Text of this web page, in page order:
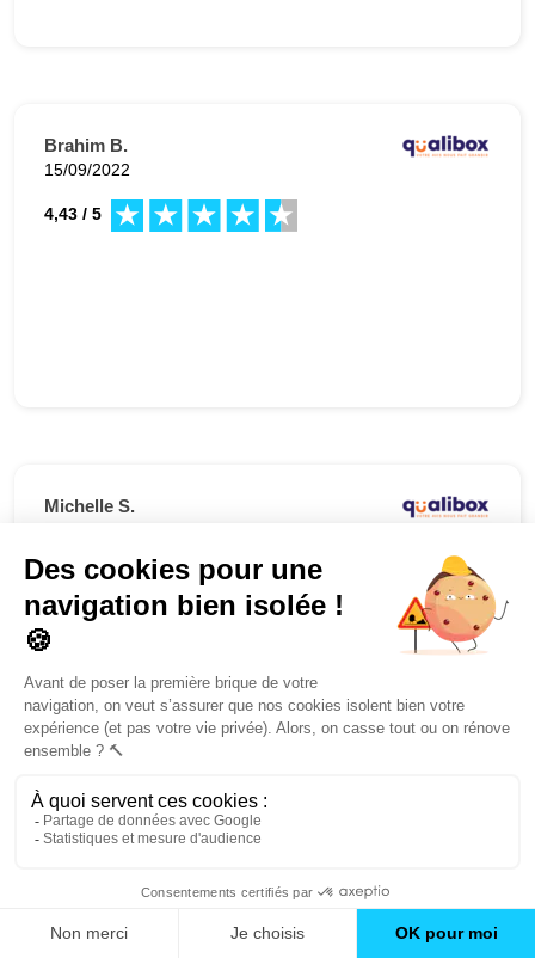
Brahim B.
15/09/2022
4,43 / 5
Michelle S.
5,00 / 5
5,00 / 5